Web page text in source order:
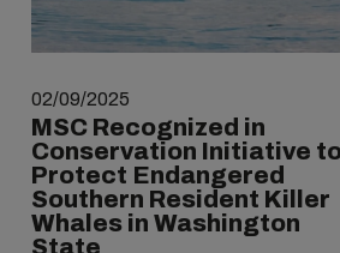
02/09/2025
MSC Recognized in
Conservation Initiative
Protect Endangered
Southern Resident Killer
Whales in Washington
State